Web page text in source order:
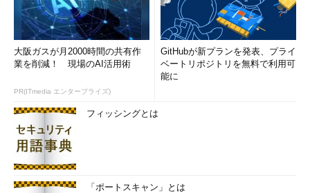
大阪ガスが月2000時間の共有作
業を削減！ 現場のAI活用術
PR(ITmedia エンタープライズ)
GitHubが新プランを発表、プライ
ベートリポジトリを無料で利用可
能に
フィッシングとは
「ポートスキャン」とは